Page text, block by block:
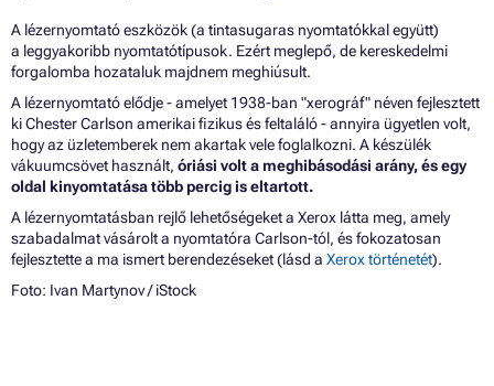
A lézernyomtató eszközök (a tintasugaras nyomtatókkal együtt)
a leggyakoribb nyomtatótípusok. Ezért meglepő, de kereskedelmi
forgalomba hozataluk majdnem meghiúsult.
A lézernyomtató elődje - amelyet 1938-ban "xerográf" néven fejlesztett
ki Chester Carlson amerikai fizikus és feltaláló - annyira ügyetlen volt,
hogy az üzletemberek nem akartak vele foglalkozni. A készülék
vákuumcsövet használt, óriási volt a meghibásodási arány, és egy
oldal kinyomtatása több percig is eltartott.
A lézernyomtatásban rejlő lehetőségeket a Xerox látta meg, amely
szabadalmat vásárolt a nyomtatóra Carlson-tól, és fokozatosan
fejlesztette a ma ismert berendezéseket (lásd a Xerox történetét).
Foto: Ivan Martynov/ iStock